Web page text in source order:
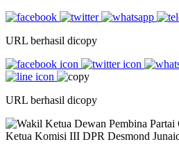
URL berhasil dicopy
URL berhasil dicopy